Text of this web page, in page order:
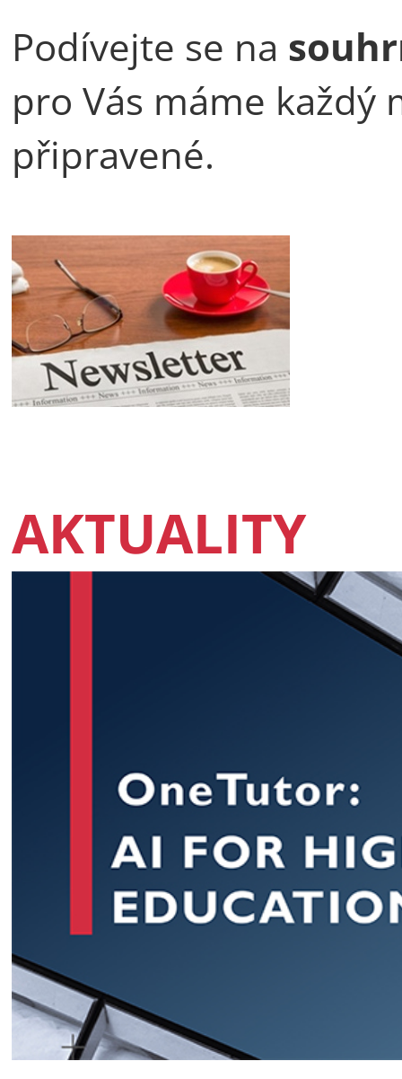
Podívejte se na
pro Vás máme každý
připravené.
AKTUALITY